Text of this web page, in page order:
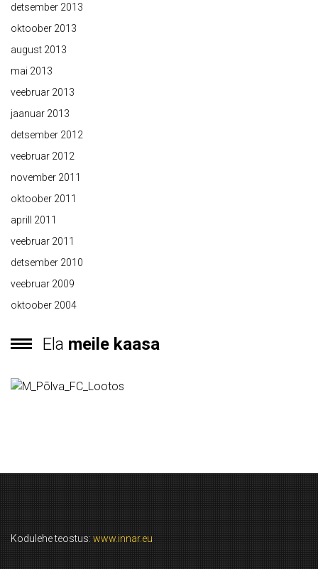
detsember 2013
oktoober 2013
august 2013
mai 2013
veebruar 2013
jaanuar 2013
detsember 2012
veebruar 2012
november 2011
oktoober 2011
aprill 2011
veebruar 2011
detsember 2010
veebruar 2009
oktoober 2004
Ela meile kaasa
Kodulehe teostus: www.innar.eu